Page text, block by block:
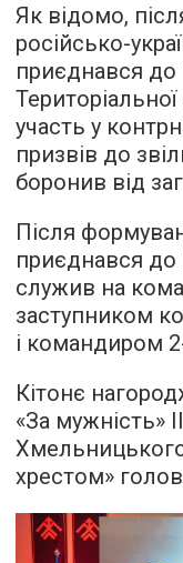
Як відомо,
російсько-
приєднався до
участь у
призвів до
боронив від
Після
приєднався до
служив на
заступником
і командиром
Кітонє
«За мужність»
Хмельницького
хрестом»